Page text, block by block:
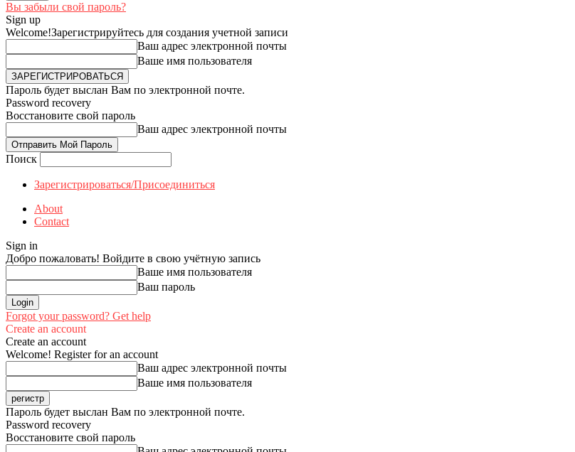
Вы забыли свой пароль?
Sign up
Welcome!Зарегистрируйтесь для создания учетной записи
Ваш адрес электронной почты
Ваше имя пользователя
Пароль будет выслан Вам по электронной почте.
Password recovery
Восстановите свой пароль
Ваш адрес электронной почты
Поиск
Зарегистрироваться/Присоединиться
About
Contact
Sign in
Добро пожаловать! Войдите в свою учётную запись
Ваше имя пользователя
Ваш пароль
Forgot your password? Get help
Create an account
Create an account
Welcome! Register for an account
Ваш адрес электронной почты
Ваше имя пользователя
Пароль будет выслан Вам по электронной почте.
Password recovery
Восстановите свой пароль